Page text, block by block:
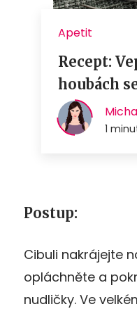
Postup:
Cibuli nakrájejte
opláchněte a
nudličky. Ve